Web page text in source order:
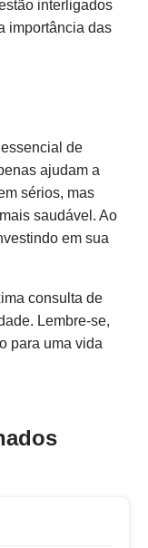
interligados
importância das
de
ajudam a
sérios, mas
saudável. Ao
em sua
consulta de
Lembre-se,
para uma vida